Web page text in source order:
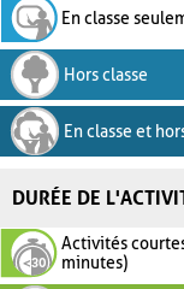
En classe
Hors classe
En classe et
DURÉE DE
Activités
minutes)